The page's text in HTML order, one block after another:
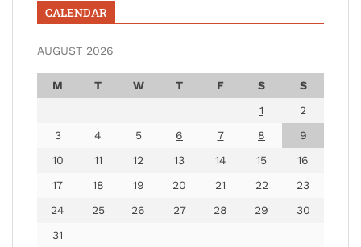
CALENDAR
AUGUST 2026
M T W T F S
S
1
2
3
4 5 6 7 8
9
10
11 12 13 14 15
16
17
18 19 20 21 22
23
24
25 26 27 28 29
30
31